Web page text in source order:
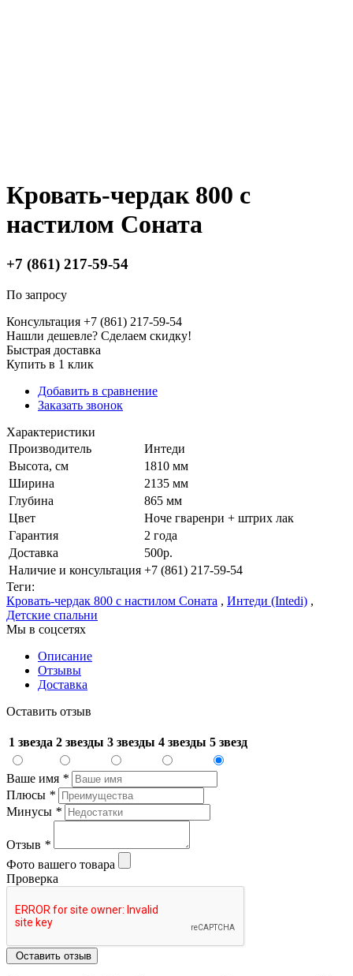
Кровать-чердак 800 с
настилом Соната
+7 (861) 217-59-54
По запросу
Консультация +7 (861) 217-59-54
Нашли дешевле? Сделаем скидку!
Быстрая доставка
Купить в 1 клик
Добавить в сравнение
Заказать звонок
Характеристики
Производитель
Интеди
Высота, см
1810 мм
Ширина
2135 мм
Глубина
865 мм
Цвет
Ноче гваренри + штрих лак
Гарантия
2 года
Доставка
500р.
Наличие и консультация +7 (861) 217-59-54
Теги:
Кровать-чердак 800 с настилом Соната , Интеди (Intedi) ,
Детские спальни
Мы в соцсетях
Описание
Отзывы
Доставка
Оставить отзыв
1 звезда 2 звезды 3 звезды 4 звезды 5 звезд
Ваше имя *
Плюсы *
Минусы *
Отзыв *
Фото вашего товара
Проверка
Оставить отзыв